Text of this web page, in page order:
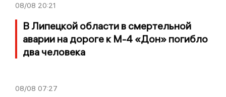
08/08 20:21
В Липецкой области в смертельной
аварии на дороге к М-4 «Дон» погибло
два человека
08/08 07:27